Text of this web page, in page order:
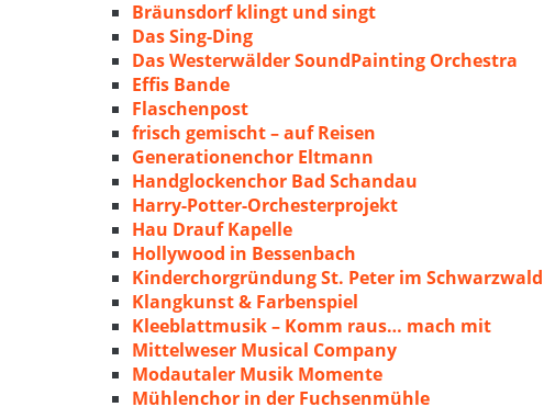
Bräunsdorf klingt und singt
Das Sing-Ding
Das Westerwälder SoundPainting Orchestra
Effis Bande
Flaschenpost
frisch gemischt – auf Reisen
Generationenchor Eltmann
Handglockenchor Bad Schandau
Harry-Potter-Orchesterprojekt
Hau Drauf Kapelle
Hollywood in Bessenbach
Kinderchorgründung St. Peter im Schwarzwald
Klangkunst & Farbenspiel
Kleeblattmusik – Komm raus… mach mit
Mittelweser Musical Company
Modautaler Musik Momente
Mühlenchor in der Fuchsenmühle